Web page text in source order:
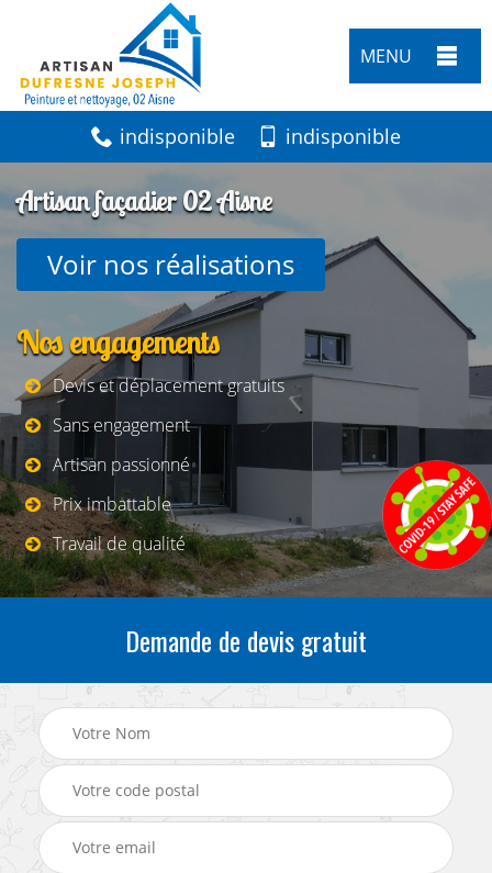
MENU
indisponible indisponible
Artisan façadier 02 Aisne
Voir nos réalisations
Nos engagements
Devis et déplacement gratuits
Sans engagement
Artisan passionné
Prix imbattable
Travail de qualité
Demande de devis gratuit